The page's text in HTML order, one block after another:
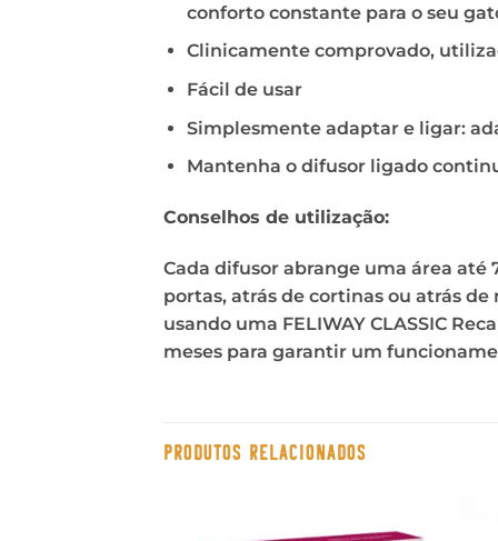
conforto constante para o seu
Clinicamente comprovado,
Fácil de usar
Simplesmente adaptar e ligar:
Mantenha o difusor ligado
Conselhos de utilização:
Cada difusor abrange uma área até
portas, atrás de cortinas ou atrás
usando uma FELIWAY CLASSIC
meses para garantir um
PRODUTOS RELACIONADOS